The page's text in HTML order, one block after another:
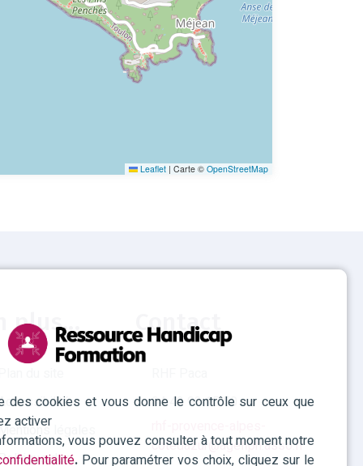
des cookies et vous donne le contrôle sur ceux que
activer
vous pouvez consulter à tout moment notre
. Pour paramétrer vos choix, cliquez sur le
Leaflet | Carte © OpenStreetMap
plus...
légales
des
Contact
04 42 93 15 50
cotedazur@agefiph.asso.fr